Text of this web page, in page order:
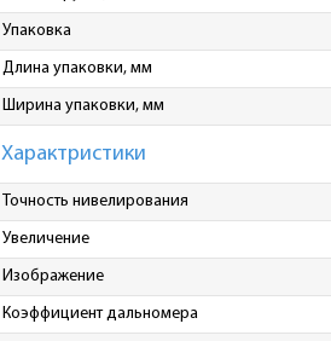
Упаковка
Длина упаковки, мм
Ширина упаковки, мм
Характристики
Точность нивелирования
Увеличение
Изображение
Коэффициент дальномера